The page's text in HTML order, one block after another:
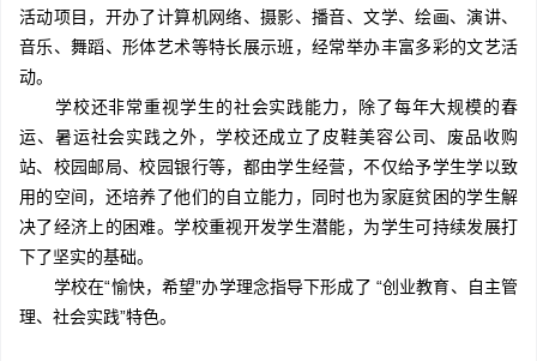
活动项目，开办了计算机网络、摄影、播音、文学、绘画、演讲、
音乐、舞蹈、形体艺术等特长展示班，经常举办丰富多彩的文艺活
动。
学校还非常重视学生的社会实践能力，除了每年大规模的春
运、暑运社会实践之外，学校还成立了皮鞋美容公司、废品收购
站、校园邮局、校园银行等，都由学生经营，不仅给予学生学以致
用的空间，还培养了他们的自立能力，同时也为家庭贫困的学生解
决了经济上的困难。学校重视开发学生潜能，为学生可持续发展打
下了坚实的基础。
学校在“愉快，希望”办学理念指导下形成了 “创业教育、自主管
理、社会实践”特色。